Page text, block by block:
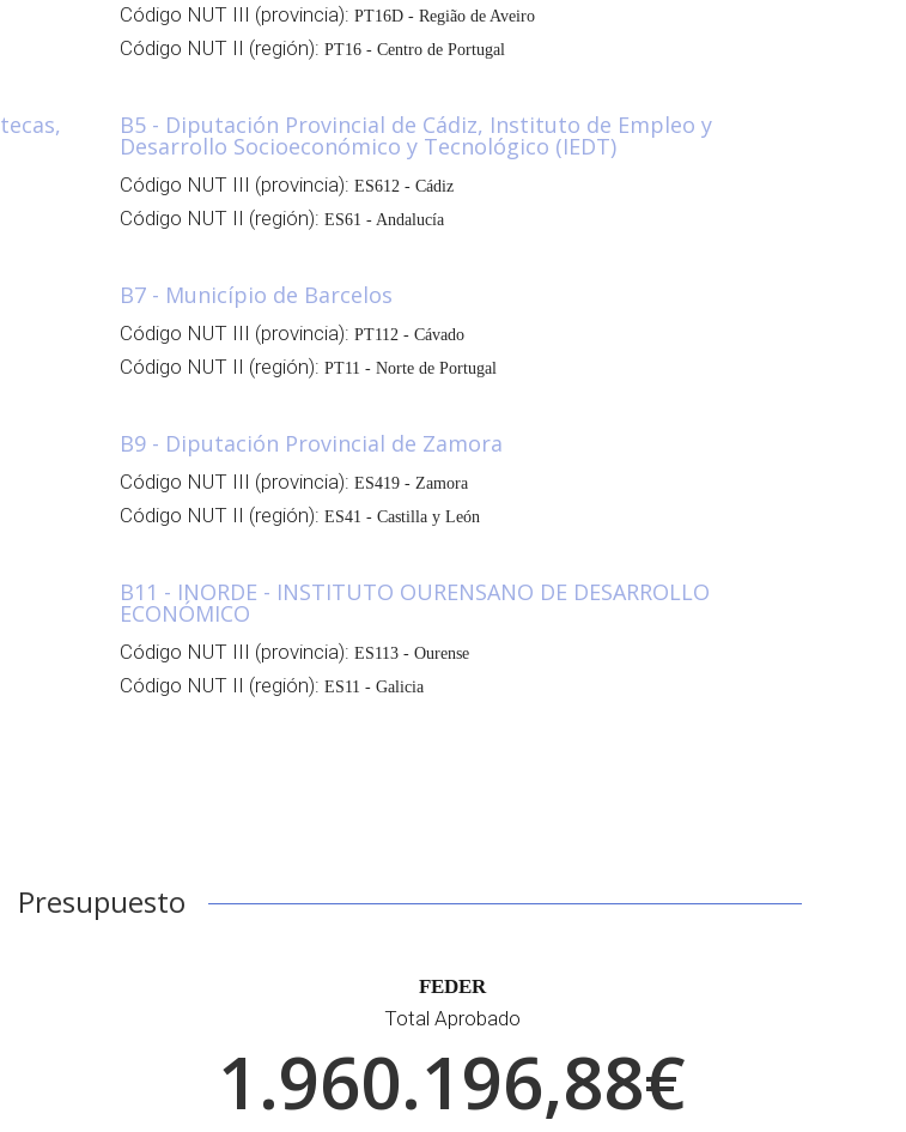
Código NUT III (provincia): PT16D - Região de Aveiro
Código NUT II (región): PT16 - Centro de Portugal
B5 - Diputación Provincial de Cádiz, Instituto de Empleo y
Desarrollo Socioeconómico y Tecnológico (IEDT)
Código NUT III (provincia): ES612 - Cádiz
Código NUT II (región): ES61 - Andalucía
B7 - Município de Barcelos
Código NUT III (provincia): PT112 - Cávado
Código NUT II (región): PT11 - Norte de Portugal
B9 - Diputación Provincial de Zamora
Código NUT III (provincia): ES419 - Zamora
Código NUT II (región): ES41 - Castilla y León
B11 - INORDE - INSTITUTO OURENSANO DE DESARROLLO
ECONÓMICO
Código NUT III (provincia): ES113 - Ourense
Código NUT II (región): ES11 - Galicia
Presupuesto
FEDER
Total Aprobado
1.960.196,88€